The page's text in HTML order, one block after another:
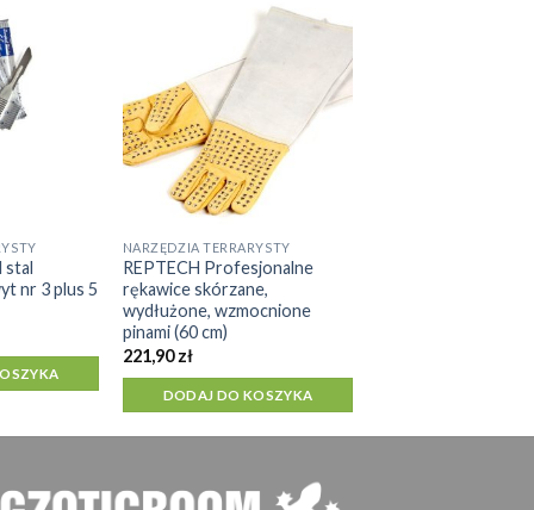
stal
nr 3 plus 5
NARZĘDZIA TERRARYSTY
REPTECH Profesjonalne
rękawice skórzane,
wydłużone, wzmocnione
pinami (60 cm)
221,90zł
DODAJ DO KOSZYKA